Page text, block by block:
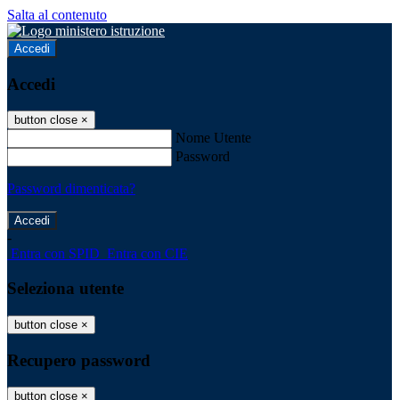
Salta al contenuto
Accedi
Accedi
button close ×
Nome Utente
Password
Password dimenticata?
-
Entra con SPID Entra con CIE
Seleziona utente
button close ×
Recupero password
button close ×